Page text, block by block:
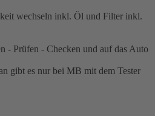
wechseln inkl. Öl und Filter inkl.
- Prüfen - Checken und auf das Auto
gibt es nur bei MB mit dem Tester